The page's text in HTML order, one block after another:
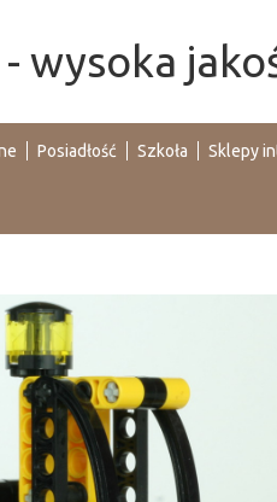
wysoka
Posiadłość Szkoła Sklepy